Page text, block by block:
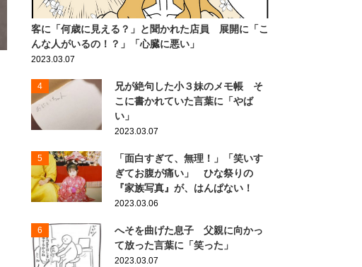
客に「何歳に見える？」と聞かれた店員 展開に「こ
んな人がいるの！？」「心臓に悪い」
2023.03.07
4
兄が絶句した小３妹のメモ帳 そ
こに書かれていた言葉に「やば
い」
2023.03.07
5
「面白すぎて、無理！」「笑いす
ぎてお腹が痛い」 ひな祭りの
『家族写真』が、はんぱない！
2023.03.06
6
へそを曲げた息子 父親に向かっ
て放った言葉に「笑った」
2023.03.07